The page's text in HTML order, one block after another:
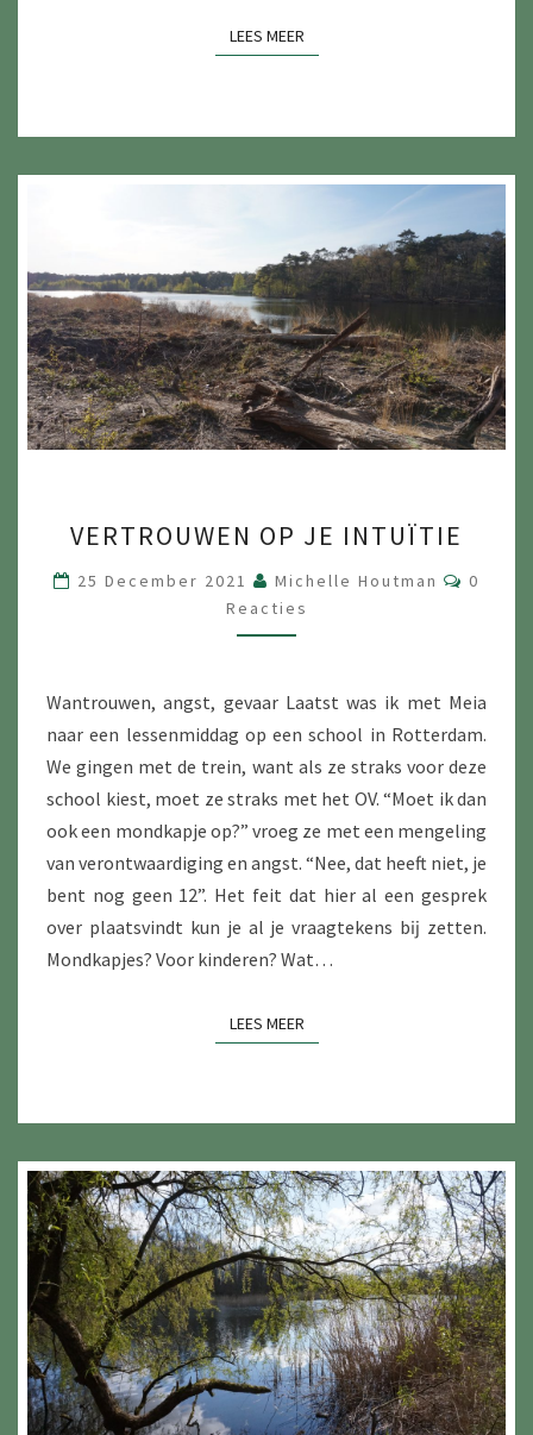
LEES MEERLEES MEER
OP
JE
INTUÏTIE
VERTROUWEN OP JE INTUÏTIE
25 December 2021 Michelle Houtman
0
Reacties
Wantrouwen, angst, gevaar Laatst was ik met Meia
naar een lessenmiddag op een school in Rotterdam.
We gingen met de trein, want als ze straks voor deze
school kiest, moet ze straks met het OV. “Moet ik dan
ook een mondkapje op?” vroeg ze met een mengeling
van verontwaardiging en angst. “Nee, dat heeft niet, je
bent nog geen 12”. Het feit dat hier al een gesprek
over plaatsvindt kun je al je vraag­tekens bĳ zetten.
Mondkapjes? Voor kinderen? Wat…
LEES MEERLEES MEER